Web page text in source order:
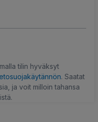
tilin hyväksyt
. Saatat
ja voit milloin tahansa